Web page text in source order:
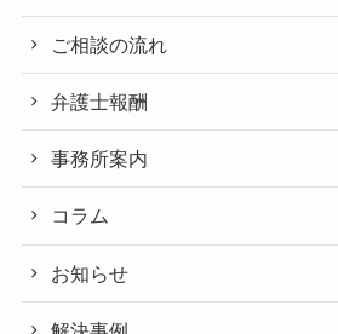
ご相談の流れ
弁護士報酬
事務所案内
コラム
お知らせ